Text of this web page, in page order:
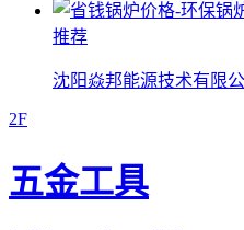
推荐
沈阳焱邦能源技术有限
2F
五金工具